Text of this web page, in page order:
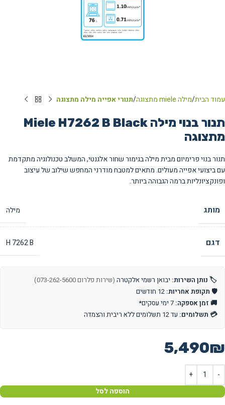
עמוד הבית מילה miele מתצוגה תנורי אפייה מילה מתצוגה
תנור בנוי מילה Miele H7262 B Black
מתצוגה
תנור בנוי פרימיום מבית מילה בגימור שחור אלגנטי, המשלב טכנולוגיה מתקדמת
עם ביצועי אפייה מעולים. מתאים למטבח מודרני המחפש שילוב של עיצוב
ופונקציונליות ברמה הגבוהה ביותר.
מותג מילה
דגם H 7262 B
🏷️ נותן השירות: יבואן רשמי אלקטרה (שירות פלרום 073-262-5600)
🛡️ תקופת אחריות:
🚚 זמן אספקה:
💳 תשלומים: עד 12 תשלומים ללא ריבית והצמדה
5,490₪
הוספה לסל